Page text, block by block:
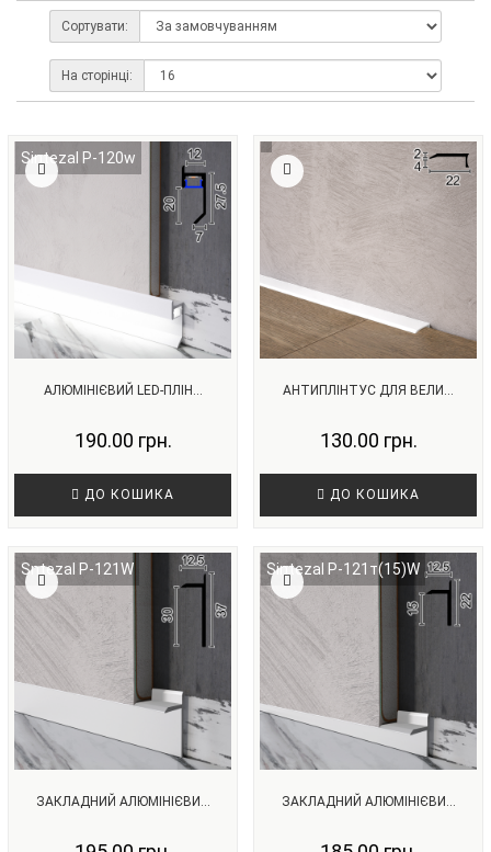
Сортувати:
На сторінці:
Sintezal P-120w
АЛЮМІНІЄВИЙ LED-ПЛІН...
190.00 грн.
ДО КОШИКА
АНТИПЛІНТУС ДЛЯ ВЕЛИ...
130.00 грн.
ДО КОШИКА
Sntezal P-121W
ЗАКЛАДНИЙ АЛЮМІНІЄВИ...
Sintezal P-121т(15)W
ЗАКЛАДНИЙ АЛЮМІНІЄВИ...